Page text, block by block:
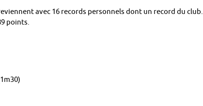
avec 16 records personnels dont un record du club.
points.